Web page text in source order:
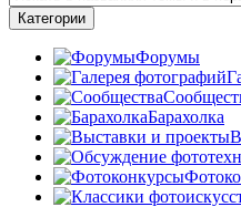
Категории
Форумы
Барахолка